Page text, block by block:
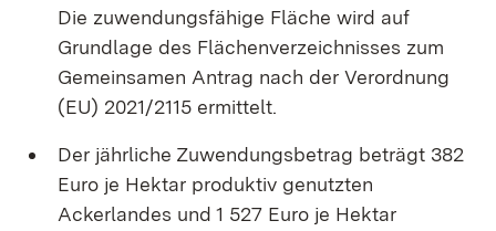
Die zuwendungsfähige Fläche wird auf
Grundlage des Flächenverzeichnisses zum
Gemeinsamen Antrag nach der Verordnung
(EU) 2021/2115 ermittelt.
Der jährliche Zuwendungsbetrag beträgt 382
Euro je Hektar produktiv genutzten
Ackerlandes und 1 527 Euro je Hektar